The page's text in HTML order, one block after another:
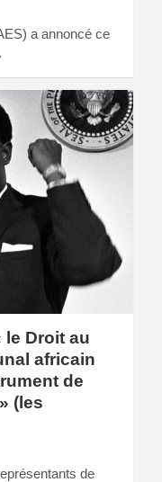
a annoncé ce
le Droit au
africain
de
(les
de